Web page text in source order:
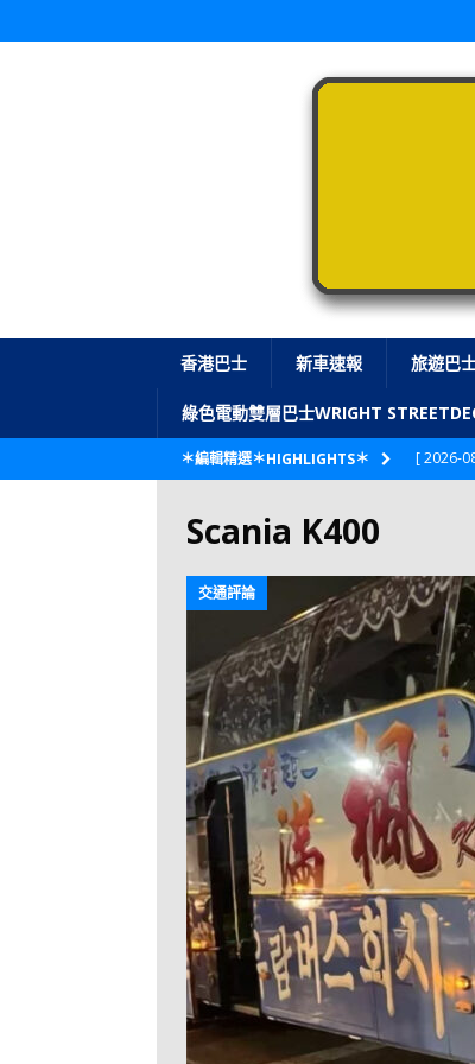
香港巴士 新車速報 旅遊巴
綠色電動雙層巴士WRIGHT
＊編輯精選＊HIGHLIGHTS＊ [ 2026-
[ 2026-
新車
[ 2026-
[ 2026-
[ 2026-
[ 2026-
[ 2026-
[ 2026-
鐵
[ 2026-
Scania K400
交通評論